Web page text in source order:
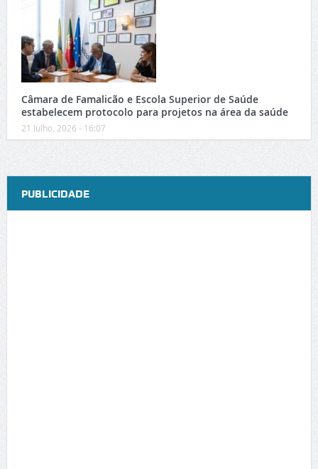
Câmara de Famalicão e Escola Superior de Saúde
estabelecem protocolo para projetos na área da saúde
21 Julho, 2026 - 16:07
PUBLICIDADE